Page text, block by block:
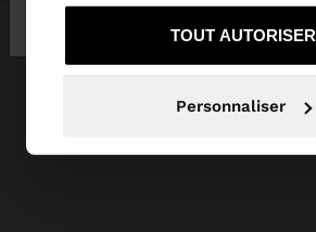
services.
TOUT AUTORISER
Personnaliser